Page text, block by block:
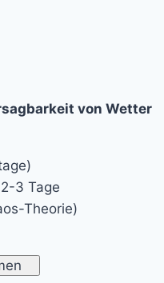
von Wetter
3 Tage
Theorie)